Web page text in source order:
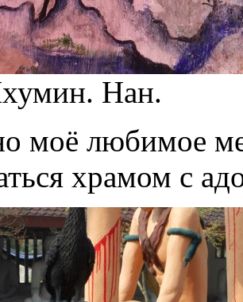
Нан.
моё любимое
храмом с